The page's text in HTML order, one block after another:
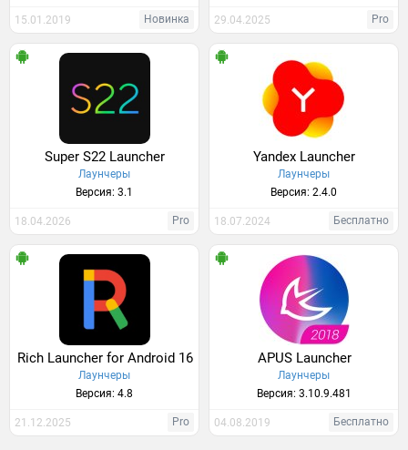
15.01.2019 Новинка 29.04.2025 Pro
Super S22 Launcher
Лаунчеры
Версия: 3.1
18.04.2026 Pro
Yandex Launcher
Лаунчеры
Версия: 2.4.0
18.07.2024 Бесплатно
Rich Launcher for Android 16
Лаунчеры
Версия: 4.8
21.12.2025 Pro
APUS Launcher
Лаунчеры
Версия: 3.10.9.481
04.08.2019 Бесплатно